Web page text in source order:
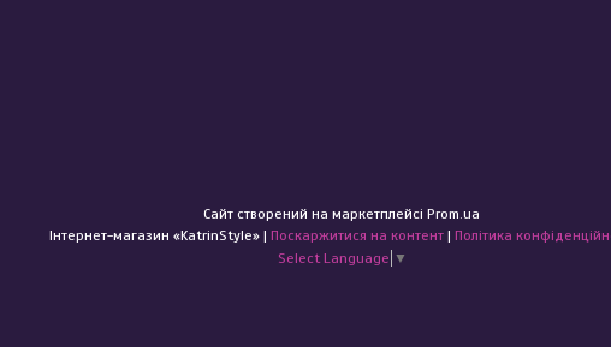
Сайт створений на маркетплейсі Prom.ua
Інтернет-магазин «KatrinStyle» | Поскаржитися на контент | Політика
Select Language ▼